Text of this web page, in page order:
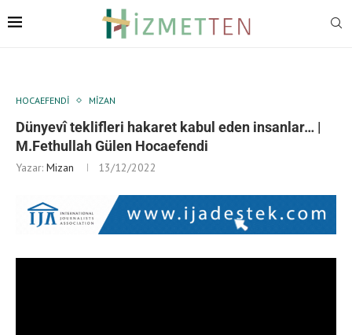
HOCAEFENDI MIZAN
Dünyevî teklifleri hakaret kabul eden insanlar… |
M.Fethullah Gülen Hocaefendi
Yazar: Mizan 13/12/2022